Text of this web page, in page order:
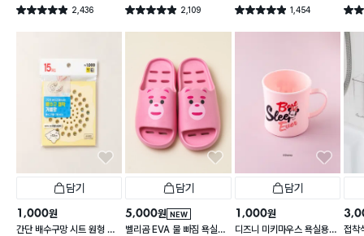
별점 4.9점 2,436
건 작성 별점 4.9점 2,109
건 작성 별점 4.9점 1,454
건 작성 별점
담기
1,000원
간단 배수구망 시트 원형 중
담기
NEW
5,000원
벨리곰 EVA 물 빠짐 욕실화
담기
1,000원
디즈니 미키마우스 욕실용
접착